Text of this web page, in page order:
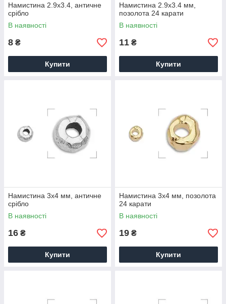
Намистина 2.9х3.4, античне
срібло
В наявності
8 ₴
Купити
Намистина 2.9х3.4 мм,
позолота 24 карати
В наявності
11 ₴
Купити
Намистина 3х4 мм, античне
срібло
В наявності
16 ₴
Купити
Намистина 3х4 мм, позолота
24 карати
В наявності
19 ₴
Купити